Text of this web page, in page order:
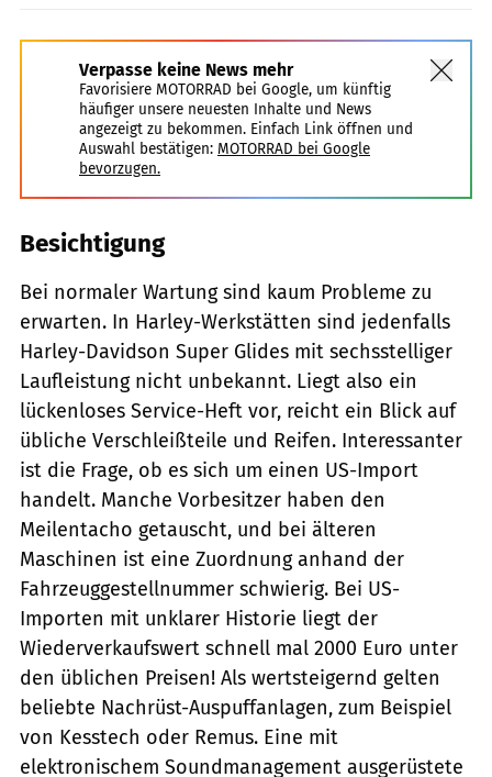
Verpasse keine News mehr
Favorisiere MOTORRAD bei Google, um künftig
häufiger unsere neuesten Inhalte und News
angezeigt zu bekommen. Einfach Link öffnen und
Auswahl bestätigen: MOTORRAD bei Google
bevorzugen.
Besichtigung
Bei normaler Wartung sind kaum Probleme zu
erwarten. In Harley-Werkstätten sind jedenfalls
Harley-Davidson Super Glides mit sechsstelliger
Laufleistung nicht unbekannt. Liegt also ein
lückenloses Service-Heft vor, reicht ein Blick auf
übliche Verschleißteile und Reifen. Interessanter
ist die Frage, ob es sich um einen US-Import
handelt. Manche Vorbesitzer haben den
Meilentacho getauscht, und bei älteren
Maschinen ist eine Zuordnung anhand der
Fahrzeuggestellnummer schwierig. Bei US-
Importen mit unklarer Historie liegt der
Wiederverkaufswert schnell mal 2000 Euro ­unter
den üblichen Preisen! Als wertsteigernd gelten
beliebte Nachrüst-Auspuffanlagen, zum Bei­spiel
von Kesstech oder Remus. Eine mit
elektronischem Soundmanagement ausgerüs­tete